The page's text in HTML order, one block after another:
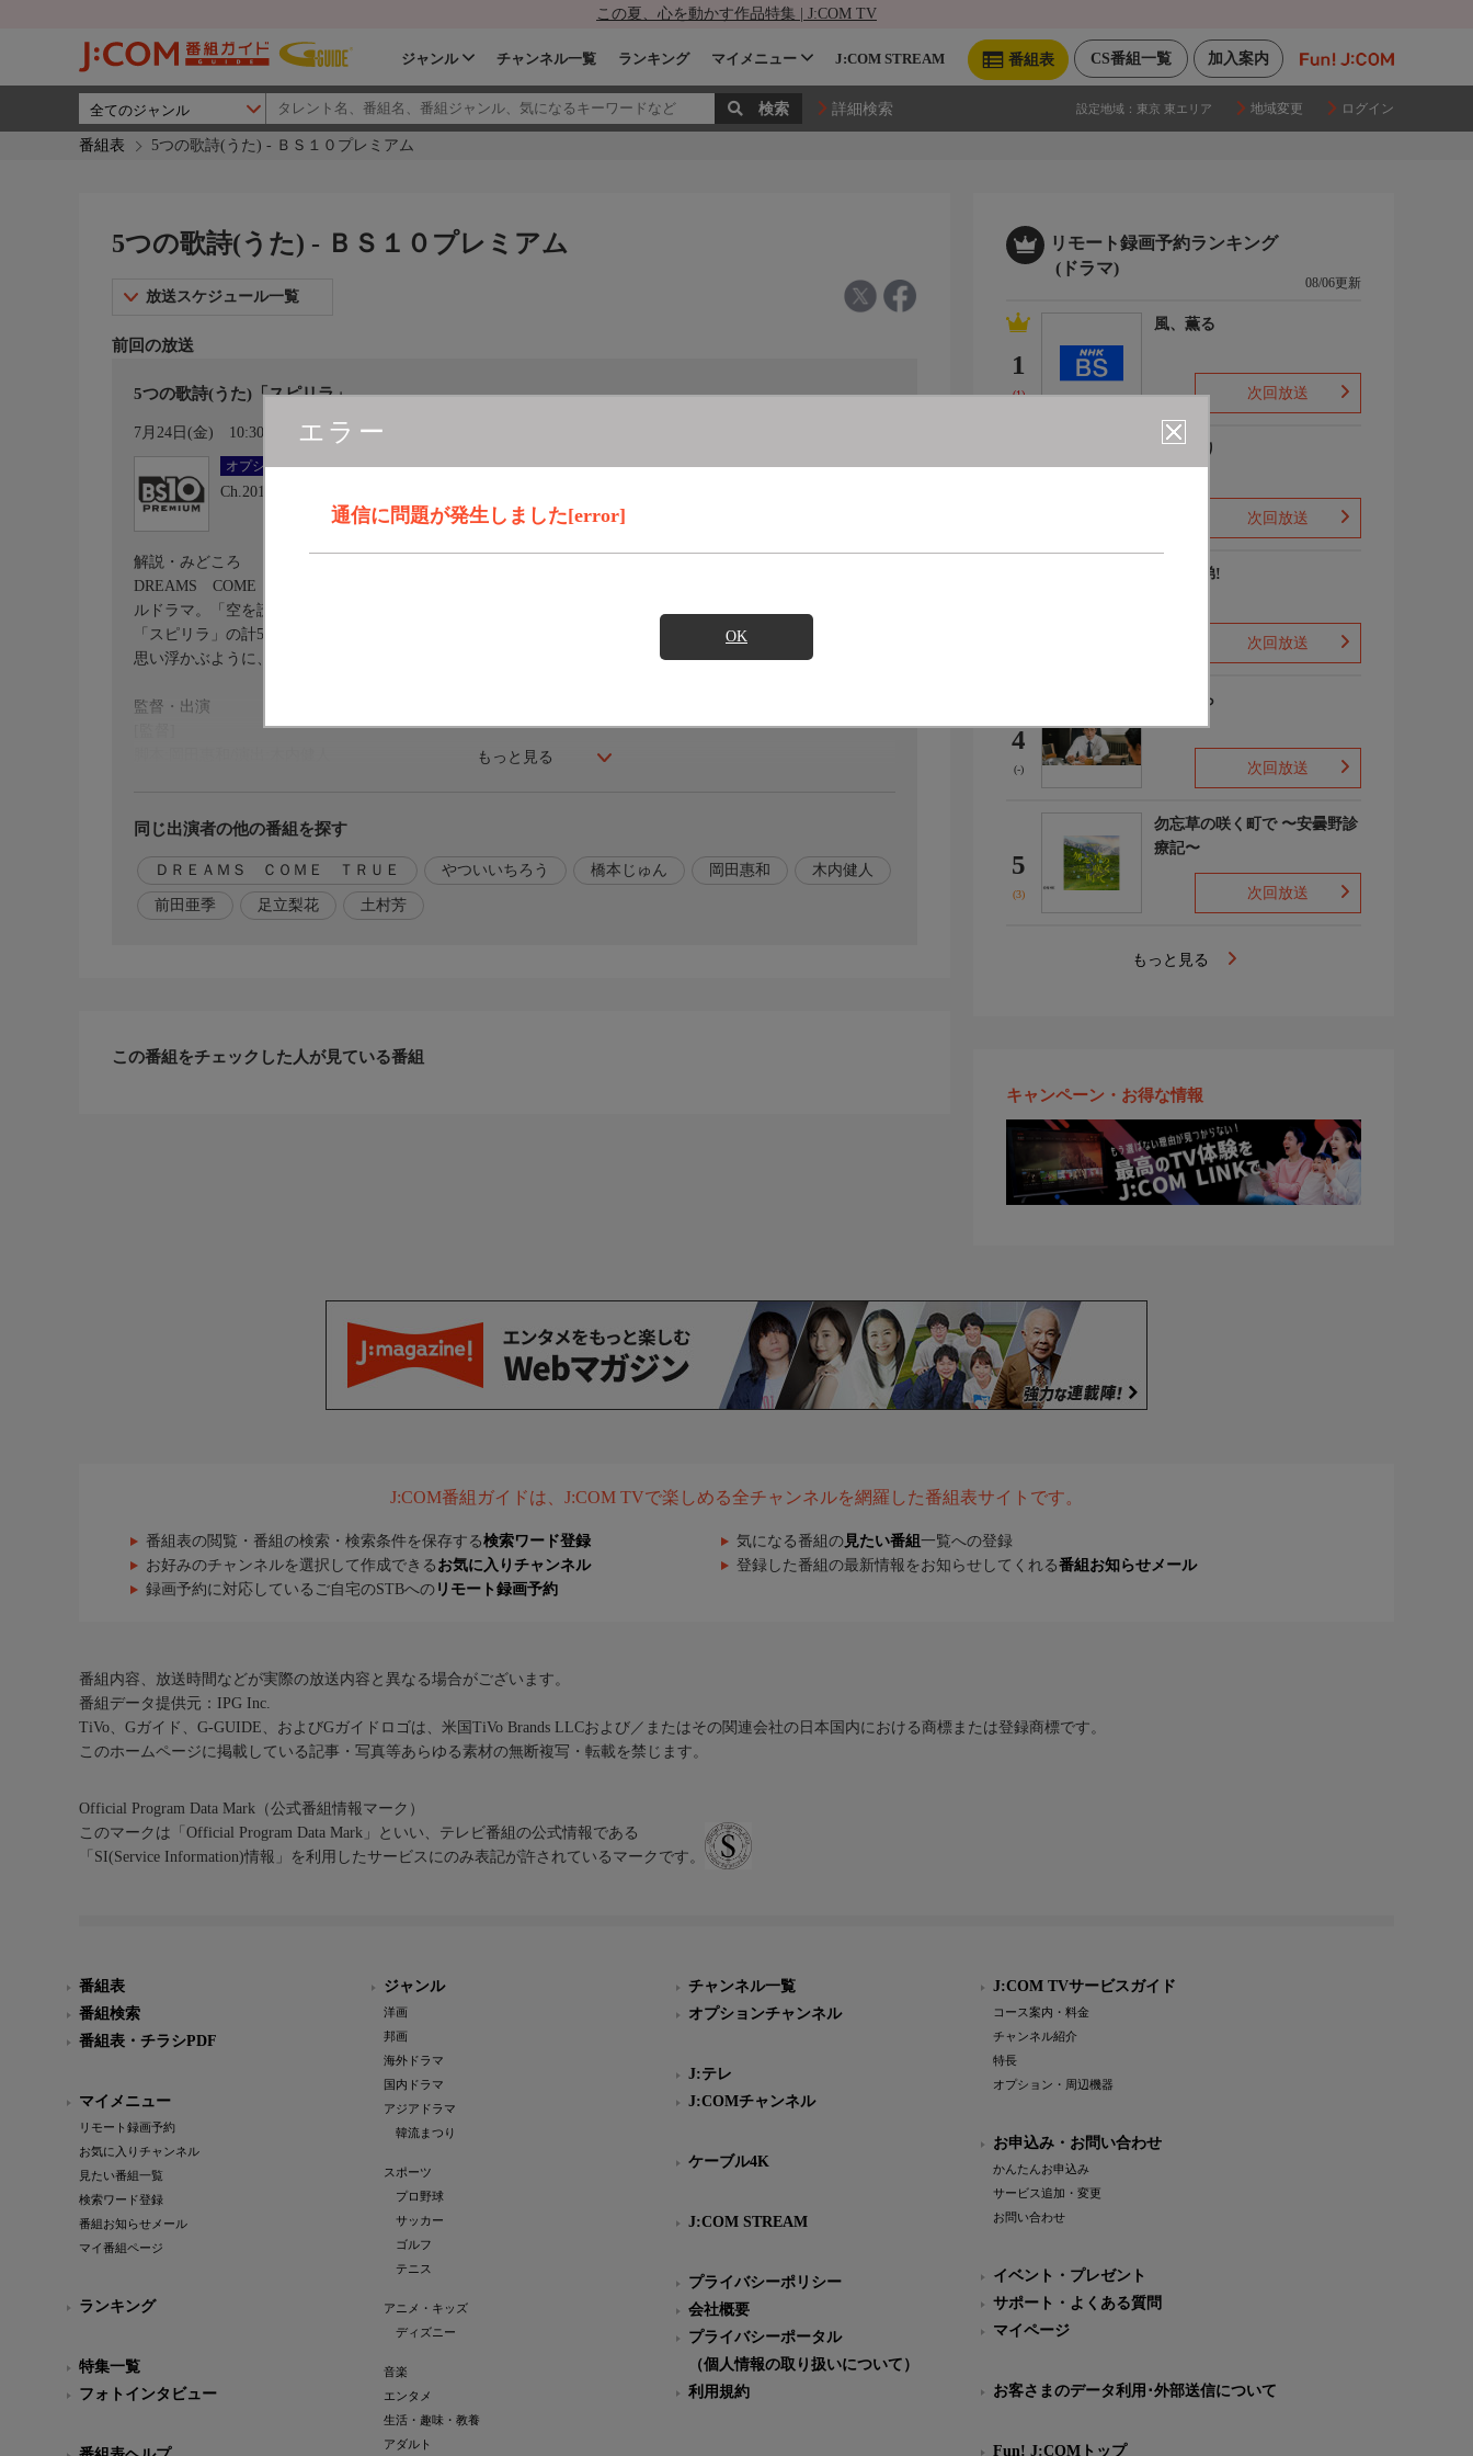
この夏、心を動かす作品特集 | J:COM TV
加入案内
CS番組一覧
番組表
ジャンル チャンネル一覧 ランキング マイメニュー J:COM STREAM
詳細検索 設定地域： 東京 東エリア 地域変更 ログイン
番組表 5つの歌詩(うた) - ＢＳ１０プレミアム
エラー
通信に問題が発生しました[error]
OK
5つの歌詩(うた) - ＢＳ１０プレミアム
放送スケジュール一覧
前回の放送
5つの歌詩(うた)「スピリラ」
7月24日(金) 10:30〜11:30 カレンダー登録
オプション
Ch.201
もっと見る
解説・みどころ
DREAMS COME TRUE全面協力×脚本・総監修:岡田惠和の最強タッグで贈る5SONGS×5STORIESのオリジナ
ルドラマ。「空を読む」「マスカラまつげ」「TRUE,BABY TRUE.」「何度でも」の4曲と、書き下ろされた
「スピリラ」の計5曲から紡がれるドリカムの歌詩の世界を独自の解釈で初のドラマ化。それぞれの大事な人が
思い浮かぶように、聴こえてくるのは「あなた」の物語。
監督・出演
土村芳
足立梨花
やついいちろう
橋本じゅん
無い。そんなある日、車両トラブルでバスが停車し、途方に暮れて、しかたなくバスを降りるが、そこにはい
つもバスの中で顔を合わせている同年代の２人の姿が。薫は思いきって宏実と真理恵に声をかける…。
同じ出演者の他の番組を探す
ＤＲＥＡＭＳ ＣＯＭＥ ＴＲＵＥ やついいちろう 橋本じゅん 岡田惠和 木内健人
前田亜季 足立梨花 土村芳
この番組をチェックした人が見ている番組
リモート録画予約ランキング
(ドラマ)
08/06更新
1
(1)
風、薫る
次回放送
ひまわり
次回放送
豊臣兄弟!
次回放送
4
(-)
笹まくら
次回放送
5
(3)
勿忘草の咲く町で 〜安曇野診
療記〜
次回放送
もっと見る
キャンペーン・お得な情報
J:COM番組ガイドは、J:COM TVで楽しめる全チャンネルを網羅した番組表サイトです。
番組表の閲覧・番組の検索・検索条件を保存する検索ワード登録 気になる番組の 見たい番組 一覧への登録
お好みのチャンネルを選択して作成できる お気に入りチャンネル 登録した番組の最新情報をお知らせしてくれる番組お知らせメール
録画予約に対応しているご自宅のSTBへの リモート録画予約
番組内容、放送時間などが実際の放送内容と異なる場合がございます。
番組データ提供元：IPG Inc.
TiVo、Gガイド、G-GUIDE、およびGガイドロゴは、米国TiVo Brands LLCおよび／またはその関連会社の日本国内における商標または登録商標です。
このホームページに掲載している記事・写真等あらゆる素材の無断複写・転載を禁じます。
Official Program Data Mark（公式番組情報マーク）
このマークは「Official Program Data Mark」といい、テレビ番組の公式情報である
「SI(Service Information)情報」を利用したサービスにのみ表記が許されているマークです。
番組表
番組検索
番組表・チラシPDF
マイメニュー
リモート録画予約
お気に入りチャンネル
見たい番組一覧
検索ワード登録
番組お知らせメール
マイ番組ページ
ランキング
特集一覧
フォトインタビュー
ジャンル
洋画
邦画
海外ドラマ
国内ドラマ
アジアドラマ
韓流まつり
スポーツ
プロ野球
サッカー
ゴルフ
テニス
アニメ・キッズ
ディズニー
音楽
エンタメ
生活・趣味・教養
アダルト
チャンネル一覧
オプションチャンネル
J:テレ
J:COMチャンネル
ケーブル4K
J:COM STREAM
プライバシーポリシー
会社概要
プライバシーポータル
（個人情報の取り扱いについて）
利用規約
J:COM TVサービスガイド
コース案内・料金
チャンネル紹介
特長
オプション・周辺機器
お申込み・お問い合わせ
かんたんお申込み
サービス追加・変更
お問い合わせ
イベント・プレゼント
サポート・よくある質問
マイページ
お客さまのデータ利用･外部送信について
Fun! J:COMトップ